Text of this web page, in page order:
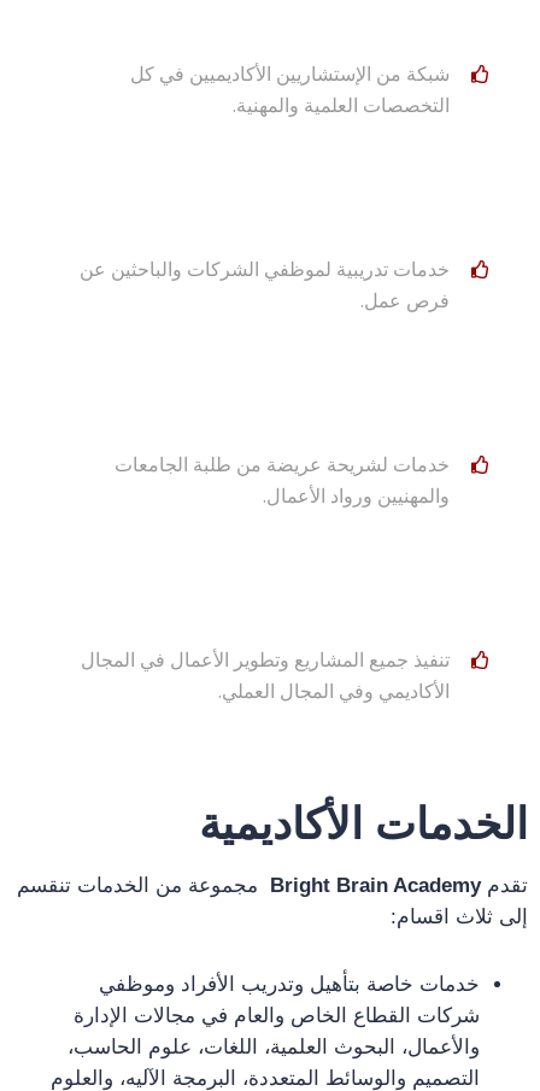
شبكة من الإستشاريين الأكاديميين في كل
التخصصات العلمية والمهنية.
خدمات تدريبية لموظفي الشركات والباحثين عن
فرص عمل.
خدمات لشريحة عريضة من طلبة الجامعات
والمهنيين ورواد الأعمال.
تنفيذ جميع المشاريع وتطوير الأعمال في المجال
الأكاديمي وفي المجال العملي.
الخدمات الأكاديمية
تقدمBright Brain Academy مجموعة من الخدمات تنقسم
إلى ثلاث اقسام:
خدمات خاصة بتأهيل وتدريب الأفراد وموظفي
شركات القطاع الخاص والعام في مجالات الإدارة
والأعمال، البحوث العلمية، اللغات، علوم الحاسب،
التصميم والوسائط المتعددة، البرمجة الآليه، والعلوم